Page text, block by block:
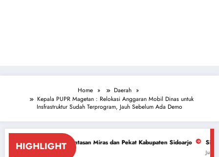
Home
Daerah
Kepala PUPR Magetan : Relokasi Anggaran Mobil Dinas untuk
Insfrastruktur Sudah Terprogram, Jauh Sebelum Ada Demo
HIGHLIGHT
Miras dan Pekat Kabupaten Sidoarjo Sidoarjo Darurat Miras dan